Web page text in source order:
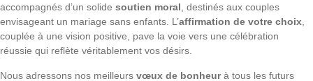
accompagnés d’un solide soutien moral, destinés aux couples
envisageant un mariage sans enfants. L’affirmation de votre choix,
couplée à une vision positive, pave la voie vers une célébration
réussie qui reflète véritablement vos désirs.
Nous adressons nos meilleurs vœux de bonheurà tous les futurs